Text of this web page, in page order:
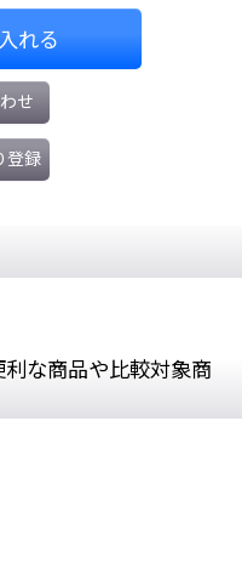
れる
せ
登録
な商品や比較対象商